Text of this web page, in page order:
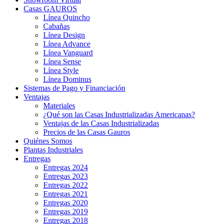
Casas GAUROS
Línea Quincho
Cabañas
Línea Design
Línea Advance
Línea Vanguard
Línea Sense
Línea Style
Línea Dominus
Sistemas de Pago y Financiación
Ventajas
Materiales
¿Qué son las Casas Industrializadas Americanas?
Ventajas de las Casas Industrializadas
Precios de las Casas Gauros
Quiénes Somos
Plantas Industriales
Entregas
Entregas 2024
Entregas 2023
Entregas 2022
Entregas 2021
Entregas 2020
Entregas 2019
Entregas 2018